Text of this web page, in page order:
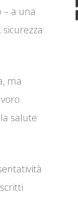
a una
ma
salute